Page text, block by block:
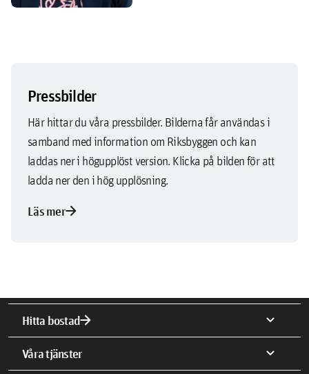
Pressbilder
Här hittar du våra pressbilder. Bilderna får användas i
samband med information om Riksbyggen och kan
laddas ner i högupplöst version. Klicka på bilden för att
ladda ner den i hög upplösning.
Läs merarrow_forward
Hitta bostadarrow_forward expand_more
Våra tjänster expand_more